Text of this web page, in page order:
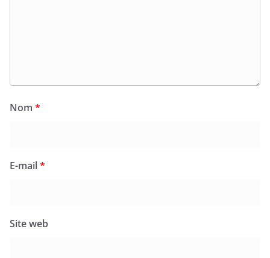
Nom *
E-mail*
Site web